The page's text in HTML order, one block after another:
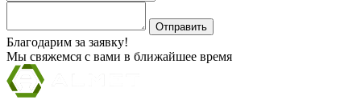
Отправить
Благодарим за заявку!
Мы свяжемся с вами в ближайшее время